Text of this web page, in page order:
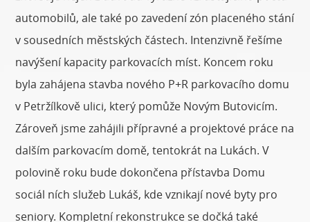
automobilů, ale také po zavedení zón placeného stání
v sousedních městských částech. Intenzivně řešíme
navýšení kapacity parkovacích míst. Koncem roku
byla zahájena stavba nového P+R parkovacího domu
v Petržílkově ulici, který pomůže Novým Butovicím.
Zároveň jsme zahájili přípravné a projektové práce na
dalším parkovacím domě, tentokrát na Lukách. V
polovině roku bude dokončena přístavba Domu
sociál ních služeb Lukáš, kde vznikají nové byty pro
seniory. Kompletní rekonstrukce se dočká také